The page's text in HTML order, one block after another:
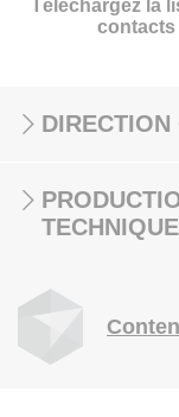
Téléchargez la
contacts
TECHNIQUE